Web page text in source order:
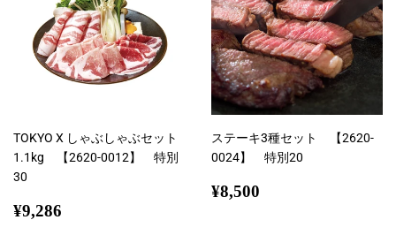
TOKYO X しゃぶしゃぶセット
1.1kg 【2620-0012】 特別
30
通
¥9,286
ステーキ3種セット 【2620-
0024】 特別20
通
¥8,500